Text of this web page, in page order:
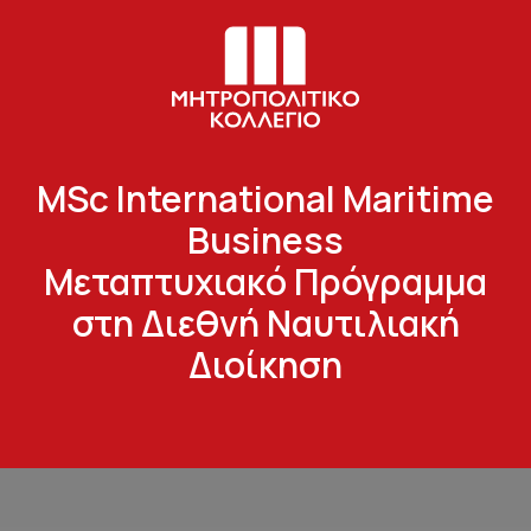
MSc International Maritime
Business
Μεταπτυχιακό Πρόγραμμα
στη Διεθνή Ναυτιλιακή
Διοίκηση